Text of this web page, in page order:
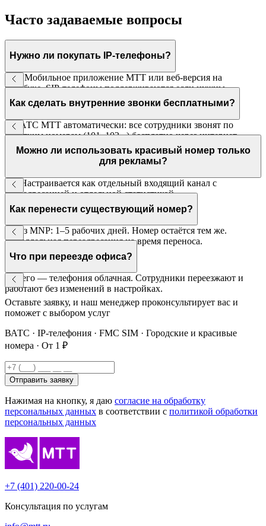
Часто задаваемые вопросы
Нужно ли покупать IP-телефоны?
Нет. Мобильное приложение МТТ или веб-версия на
ноутбуке. SIP-телефоны поддерживаются если нужны
стационарные.
Как сделать внутренние звонки бесплатными?
В ВАТС МТТ автоматически: все сотрудники звонят по
коротким номерам (101, 102...) бесплатно через интернет.
Можно ли использовать красивый номер только
для рекламы?
Да. Настраивается как отдельный входящий канал с
переадресацией и отдельной статистикой.
Как перенести существующий номер?
Через MNP: 1–5 рабочих дней. Номер остаётся тем же.
Параллельная переадресация на время переноса.
Что при переезде офиса?
Ничего — телефония облачная. Сотрудники переезжают и
работают без изменений в настройках.
Оставьте заявку, и наш менеджер проконсультирует вас и
поможет с выбором услуг
ВАТС · IP-телефония · FMC SIM · Городские и красивые
номера · От 1 ₽
Отправить заявку
Нажимая на кнопку, я даю согласие на обработку
персональных данных в соответствии с политикой обработки
персональных данных
+7 (401) 220-00-24
Консультация по услугам